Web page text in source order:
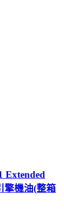
Extended
擎機油(整箱